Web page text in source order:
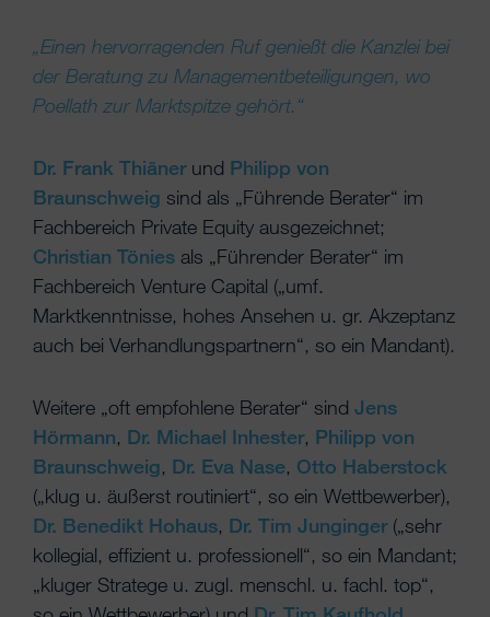
„Einen hervorragenden Ruf genießt die Kanzlei bei
der Beratung zu Managementbeteiligungen, wo
Poellath zur Marktspitze gehört.“
Dr. Frank Thiänerund Philipp von
Braunschweig sind als „Führende Berater“ im
Fachbereich Private Equity ausgezeichnet;
Christian Tönies als „Führender Berater“ im
Fachbereich Venture Capital („umf.
Marktkenntnisse, hohes Ansehen u. gr. Akzeptanz
auch bei Verhandlungspartnern“, so ein Mandant).
Weitere „oft empfohlene Berater“ sind Jens
Hörmann, Dr. Michael Inhester, Philipp von
Braunschweig, Dr. Eva Nase, Otto Haberstock
(„klug u. äußerst routiniert“, so ein Wettbewerber),
Dr. Benedikt Hohaus, Dr. Tim Junginger(„sehr
kollegial, effizient u. professionell“, so ein Mandant;
„kluger Stratege u. zugl. menschl. u. fachl. top“,